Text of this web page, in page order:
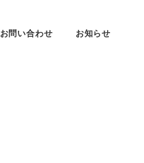
お問い合わせ お知らせ